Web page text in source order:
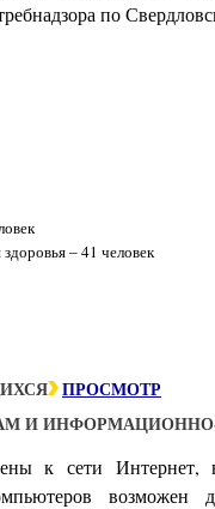
по
– 41 человек
ПРОСМОТР
И
к сети
возможен